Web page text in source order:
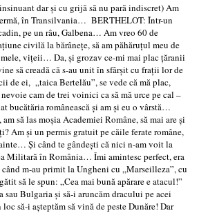
dar şi cu grijă să nu pară indiscret) Am
în Transilvania… BERTHELOT: Într-un
pe un râu, Galbena… Am vreo 60 de
civilă la bărâneţe, să am păhăruţul meu de
viţeii… Da, şi grozav ce-mi mai plac ţăranii
să creadă că s-au unit în sfârşit cu fraţii lor de
de ei, „taica Bertelău”, se vede că mă plac,
cam de trei voinici ca să mă urce pe cal –
bucătăria românească şi am şi eu o vârstă…
să las moşia Academiei Române, să mai are şi
Am şi un permis gratuit pe căile ferate române,
Şi când te gândeşti că nici n-am voit la
Militară în România… Îmi amintesc perfect, era
m-au primit la Ungheni cu „Marseilleza”, cu
să le spun: „Cea mai bună apărare e atacul!”
sau Bulgaria şi să-i aruncăm dracului pe acei
să-i aşteptăm să vină de peste Dunăre! Dar